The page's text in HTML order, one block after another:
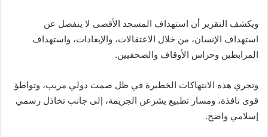
ويكشف التقرير أن استهداف المسجد الأقصى لا ينفصل عن
استهداف الإنسان، من خلال الاعتقالات، والإبعادات، واستهداف
المرابطين وحراس الأوقاف والصحفيين.
وتجري هذه الانتهاكات الخطيرة في ظل صمت دولي مريب، وتواطؤ
قوى نافذة، ومسار تطبيع يشرعن الجريمة، إلى جانب تخاذل رسمي
إسلامي واضح.